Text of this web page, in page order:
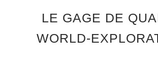
LE GAGE DE
WORLD-